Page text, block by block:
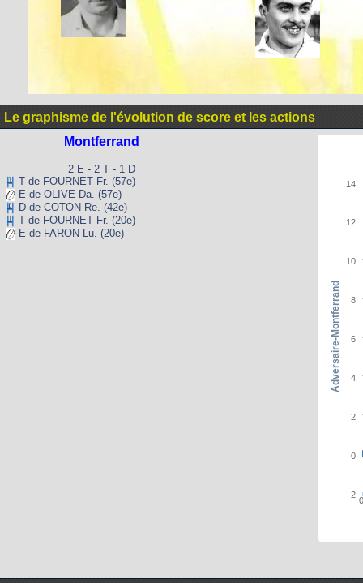
Le graphisme de l'évolution de score et les actions
Montferrand
2 E - 2 T - 1 D
T de FOURNET Fr. (57e)
E de OLIVE Da. (57e)
D de COTON Re. (42e)
T de FOURNET Fr. (20e)
E de FARON Lu. (20e)
-2
0
2
4
6
8
10
12
14
Adversaire-Montferrand